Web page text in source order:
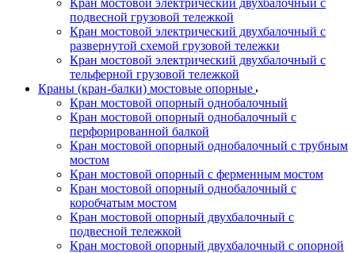
Кран мостовой электрический двухбалочный с
подвесной грузовой тележкой
Кран мостовой электрический двухбалочный с
развернутой схемой грузовой тележки
Кран мостовой электрический двухбалочный с
тельферной грузовой тележкой
Краны (кран-балки) мостовые опорные
Кран мостовой опорный однобалочный
Кран мостовой опорный однобалочный с
перфорированной балкой
Кран мостовой опорный однобалочный с трубным
мостом
Кран мостовой опорный с ферменным мостом
Кран мостовой опорный однобалочный с
коробчатым мостом
Кран мостовой опорный двухбалочный с
подвесной тележкой
Кран мостовой опорный двухбалочный с опорной